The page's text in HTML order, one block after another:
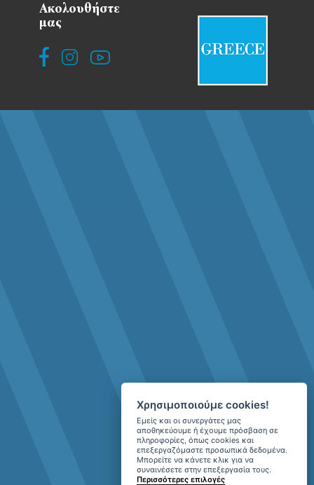
Ακολουθήστε
μας
Χρησιμοποιούμε cookies!
Εμείς και οι συνεργάτες μας
αποθηκεύουμε ή έχουμε πρόσβαση σε
πληροφορίες, όπως cookies και
επεξεργαζόμαστε προσωπικά δεδομένα.
Μπορείτε να κάνετε κλικ για να
συναινέσετε στην επεξεργασία τους.
Περισσότερες επιλογές